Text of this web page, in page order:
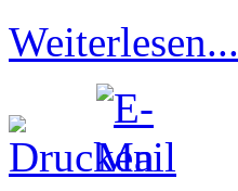
Weiterlesen...